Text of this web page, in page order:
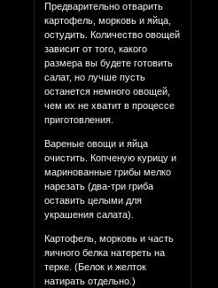
Предварительно отварить
картофель, морковь и яйца,
остудить. Количество овощей
зависит от того, какого
размера вы будете готовить
салат, но лучше пусть
останется немного овощей,
чем их не хватит в процессе
приготовления.
Вареные овощи и яйца
очистить. Копченую курицу и
маринованные грибы мелко
нарезать (два-три гриба
оставить целыми для
украшения салата).
Картофель, морковь и часть
яичного белка натереть на
терке. (Белок и желток
натирать отдельно.)